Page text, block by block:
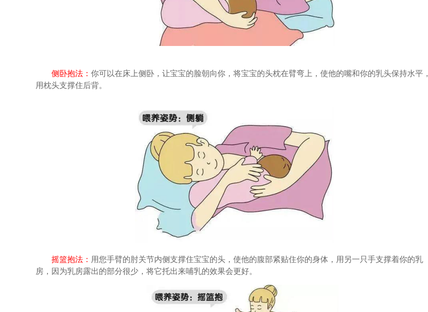
侧卧抱法： 你可以在床上侧卧，让宝宝的脸朝向你，将宝宝的头枕在臂弯上，使他的嘴和你的乳头保持水平，
用枕头支撑住后背。
摇篮抱法： 用您手臂的肘关节内侧支撑住宝宝的头，使他的腹部紧贴住你的身体，用另一只手支撑着你的乳
房，因为乳房露出的部分很少，将它托出来哺乳的效果会更好。